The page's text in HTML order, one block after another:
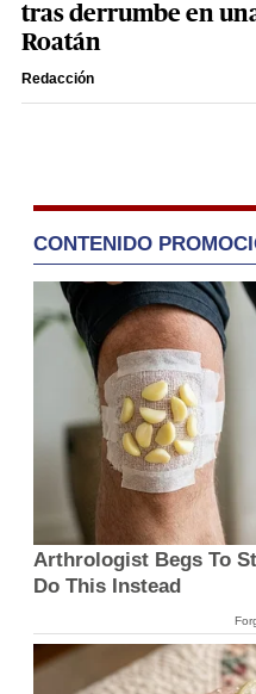
tras derrumbe en
Roatán
Redacción
CONTENIDO
Arthrologist Begs To
Do This Instead